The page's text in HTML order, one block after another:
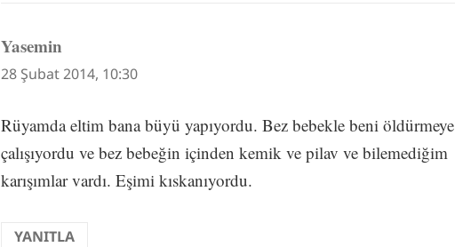
Yasemin
ki:
28 Şubat 2014, 10:30
Rüyamda eltim bana büyü yapıyordu. Bez bebekle beni öldürmeye
çalışıyordu ve bez bebeğin içinden kemik ve pilav ve bilemediğim
karışımlar vardı. Eşimi kıskanıyordu.
YANITLA